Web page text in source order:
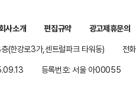
사소개 편집규약
광고제휴문의
(한강로3가,센트럴파크 타워동)
전
등록번호: 서울 아00055